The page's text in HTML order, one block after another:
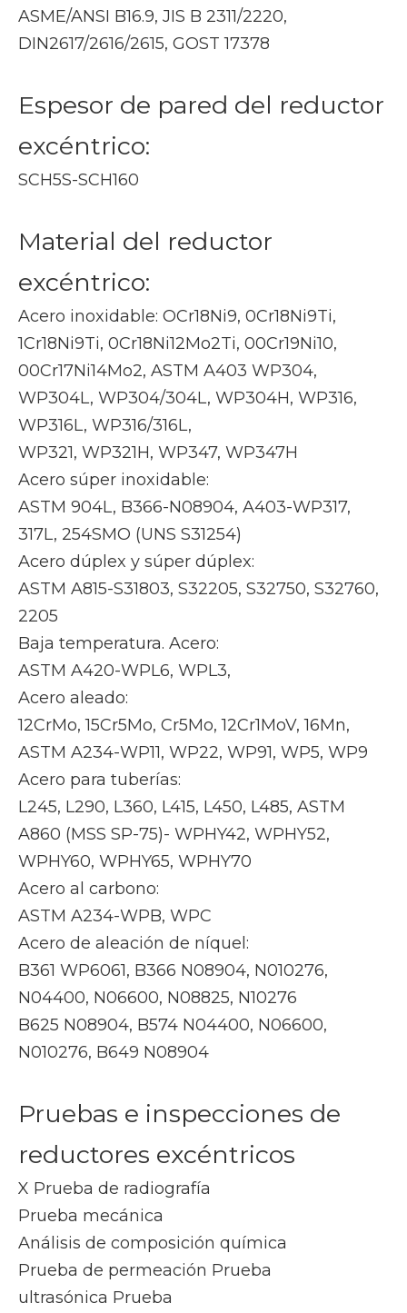
ASME/ANSI B16.9, JIS B 2311/2220,
DIN2617/2616/2615, GOST 17378
Espesor de pared del reductor
excéntrico:
SCH5S-SCH160
Material del reductor
excéntrico:
Acero inoxidable: OCr18Ni9, 0Cr18Ni9Ti,
1Cr18Ni9Ti, 0Cr18Ni12Mo2Ti, 00Cr19Ni10,
00Cr17Ni14Mo2, ASTM A403 WP304,
WP304L, WP304/304L, WP304H, WP316,
WP316L, WP316/316L,
WP321, WP321H, WP347, WP347H
Acero súper inoxidable:
ASTM 904L, B366-N08904, A403-WP317,
317L, 254SMO (UNS S31254)
Acero dúplex y súper dúplex:
ASTM A815-S31803, S32205, S32750, S32760,
2205
Baja temperatura. Acero:
ASTM A420-WPL6, WPL3,
Acero aleado:
12CrMo, 15Cr5Mo, Cr5Mo, 12Cr1MoV, 16Mn,
ASTM A234-WP11, WP22, WP91, WP5, WP9
Acero para tuberías:
L245, L290, L360, L415, L450, L485, ASTM
A860 (MSS SP-75)- WPHY42, WPHY52,
WPHY60, WPHY65, WPHY70
Acero al carbono:
ASTM A234-WPB, WPC
Acero de aleación de níquel:
B361 WP6061, B366 N08904, N010276,
N04400, N06600, N08825, N10276
B625 N08904, B574 N04400, N06600,
N010276, B649 N08904
Pruebas e inspecciones de
reductores excéntricos
X Prueba de radiografía
Prueba mecánica
Análisis de composición química
Prueba de permeación Prueba
ultrasónica Prueba